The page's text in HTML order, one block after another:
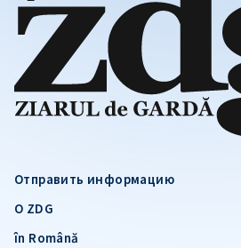
Отправить информацию
О ZDG
în Română